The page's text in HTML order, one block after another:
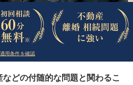
）
用条件を確認
どの付随的な問題と関わるこ
）